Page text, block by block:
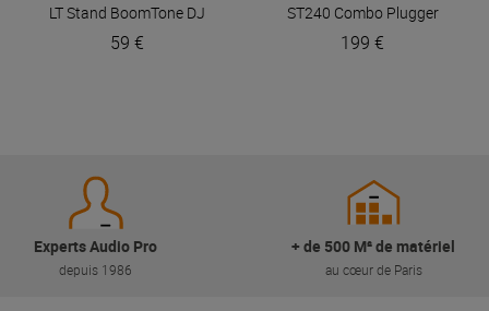
LT Stand BoomTone DJ
59 €
ST240 Combo Plugger
199 €
Experts Audio Pro
depuis 1986
+ de 500 M² de matériel
au cœur de Paris